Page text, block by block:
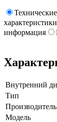
Технические
характеристики
информация
Внутренний
Тип
Производитель
Модель